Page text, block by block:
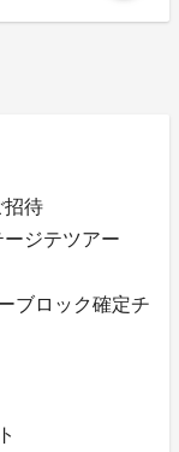
招待
ージテツアー
ブロック確定チ